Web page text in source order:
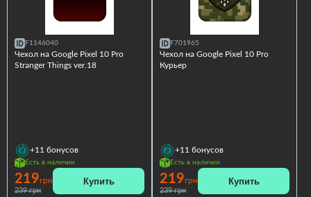
F1146040
Чехол на Google Pixel 10 Pro
Stranger Things ver.18
+11 бонусов
Есть в наличии
219грн
239 грн
Купить
F701965
Чехол на Google Pixel 10 Pro
Курьер
+11 бонусов
Есть в наличии
219грн
239 грн
Купить